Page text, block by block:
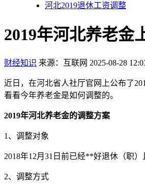
河北2019退休工资调整
2019年河北养老金
财经知识 来源：互联网 2025-08-28
近日，在河北省人社厅官网上公布了
看看今年养老金是如何调整的。
2019年河北养老金的调整方案
1、调整对象
2018年12月31日前已经**好退休（职
2、调整方式